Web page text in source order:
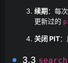
续期：每
更新过的
关闭 PIT
3.3